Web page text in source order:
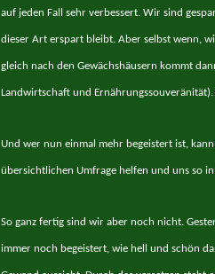
auf jeden Fall sehr verbessert. Wir sind
dieser Art erspart bleibt. Aber selbst wenn,
gleich nach den Gewächshäusern kommt
Landwirtschaft und Ernährungssouveränität).
Und wer nun einmal mehr begeistert ist,
übersichtlichen Umfrage helfen und uns so
So ganz fertig sind wir aber noch nicht.
immer noch begeistert, wie hell und schön